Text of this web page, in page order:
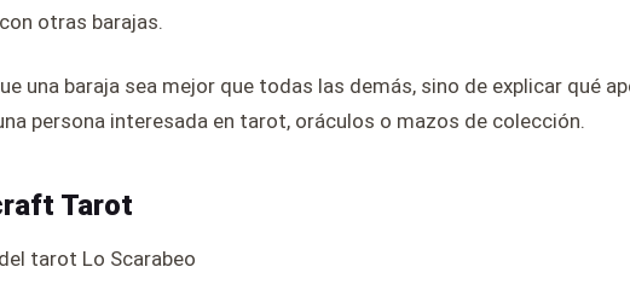
otras barajas.
una baraja sea mejor que todas las demás, sino de explicar qué
persona interesada en tarot, oráculos o mazos de colección.
Tarot
tarot Lo Scarabeo